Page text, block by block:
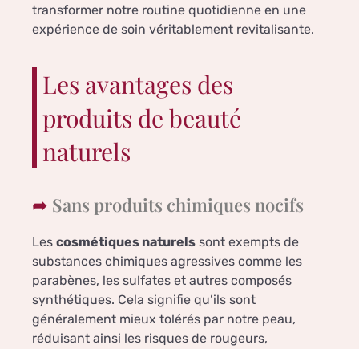
transformer notre routine quotidienne en une
expérience de soin véritablement revitalisante.
Les avantages des
produits de beauté
naturels
Sans produits chimiques nocifs
Les cosmétiques naturels sont exempts de
substances chimiques agressives comme les
parabènes, les sulfates et autres composés
synthétiques. Cela signifie qu’ils sont
généralement mieux tolérés par notre peau,
réduisant ainsi les risques de rougeurs,